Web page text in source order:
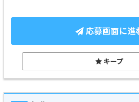
応募画面に進
キープ